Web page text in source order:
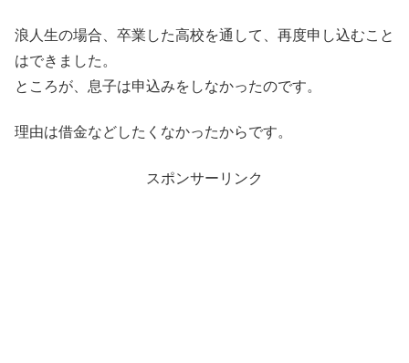
浪人生の場合、卒業した高校を通して、再度申し込むこと
はできました。
ところが、息子は申込みをしなかったのです。
理由は借金などしたくなかったからです。
スポンサーリンク